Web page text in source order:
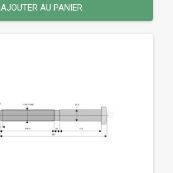
AJOUTER AU PANIER